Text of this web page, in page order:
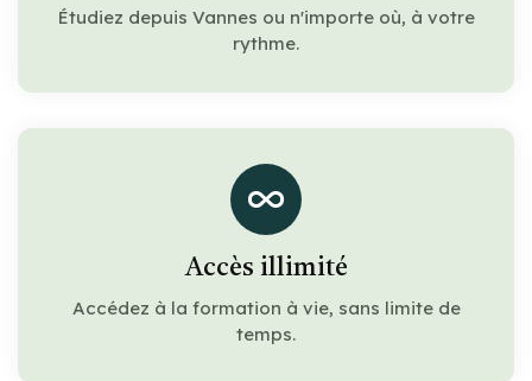
Étudiez depuis Vannes ou n'importe où, à votre
rythme.
Accès illimité
Accédez à la formation à vie, sans limite de
temps.